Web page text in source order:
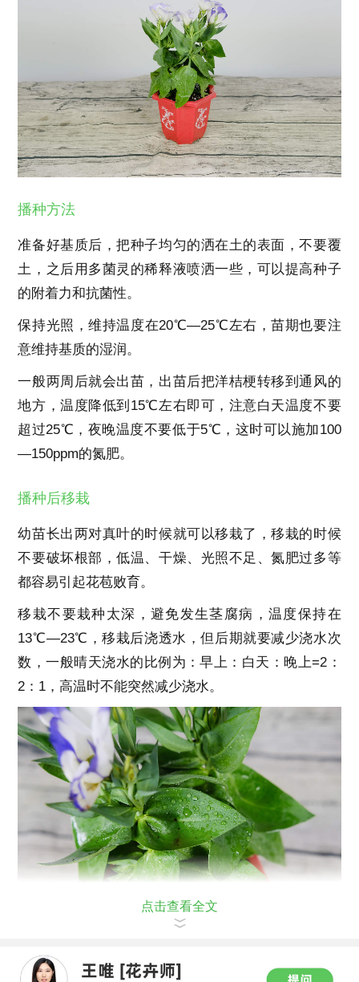
播种方法
准备好基质后，把种子均匀的洒在土的表面，不要覆
土，之后用多菌灵的稀释液喷洒一些，可以提高种子
的附着力和抗菌性。
保持光照，维持温度在20℃—25℃左右，苗期也要注
意维持基质的湿润。
一般两周后就会出苗，出苗后把洋桔梗转移到通风的
地方，温度降低到15℃左右即可，注意白天温度不要
超过25℃，夜晚温度不要低于5℃，这时可以施加100
—150ppm的氮肥。
播种后移栽
幼苗长出两对真叶的时候就可以移栽了，移栽的时候
不要破坏根部，低温、干燥、光照不足、氮肥过多等
都容易引起花苞败育。
移栽不要栽种太深，避免发生茎腐病，温度保持在
13℃—23℃，移栽后浇透水，但后期就要减少浇水次
数，一般晴天浇水的比例为：早上：白天：晚上=2：
2：1，高温时不能突然减少浇水。
点击查看全文